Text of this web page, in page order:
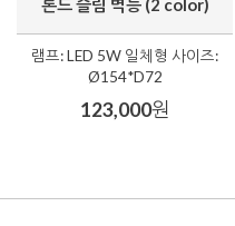
론드 슬림 벽등 (2 color)
램프: LED 5W 일체형 사이즈:
Ø154*D72
123,000원